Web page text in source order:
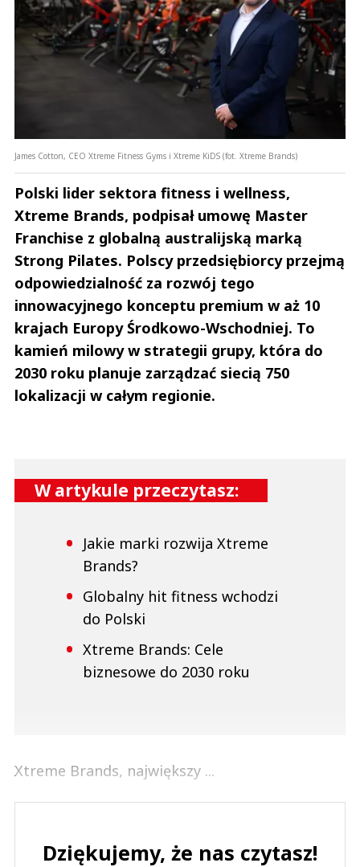
James Cotton, CEO Xtreme Fitness Gyms i Xtreme KiDS (fot. Xtreme Brands)
Polski lider sektora fitness i wellness,
Xtreme Brands, podpisał umowę Master
Franchise z globalną australijską marką
Strong Pilates. Polscy przedsiębiorcy przejmą
odpowiedzialność za rozwój tego
innowacyjnego konceptu premium w aż 10
krajach Europy Środkowo-Wschodniej. To
kamień milowy w strategii grupy, która do
2030 roku planuje zarządzać siecią 750
lokalizacji w całym regionie.
W artykule przeczytasz:
Jakie marki rozwija Xtreme
Brands?
Globalny hit fitness wchodzi
do Polski
Xtreme Brands: Cele
biznesowe do 2030 roku
Xtreme Brands, największy ...
Dziękujemy, że nas czytasz!